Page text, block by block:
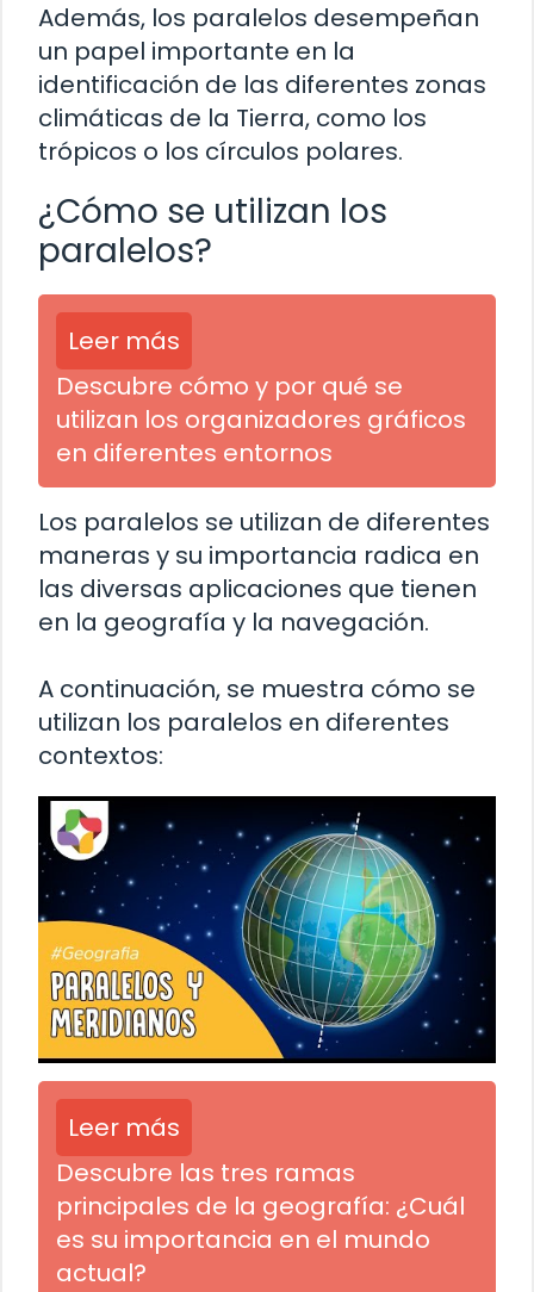
Además, los paralelos desempeñan
un papel importante en la
identificación de las diferentes zonas
climáticas de la Tierra, como los
trópicos o los círculos polares.
¿Cómo se utilizan los
paralelos?
Leer más
Descubre cómo y por qué se
utilizan los organizadores gráficos
en diferentes entornos
Los paralelos se utilizan de diferentes
maneras y su importancia radica en
las diversas aplicaciones que tienen
en la geografía y la navegación.
A continuación, se muestra cómo se
utilizan los paralelos en diferentes
contextos:
Leer más
Descubre las tres ramas
principales de la geografía: ¿Cuál
es su importancia en el mundo
actual?